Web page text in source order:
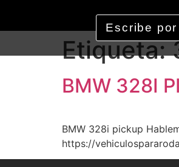
Etiqueta:
BMW 328I
BMW 328i pickup
https://